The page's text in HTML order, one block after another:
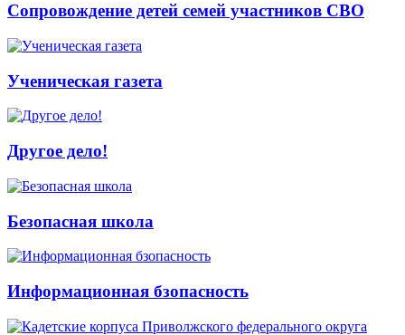
Сопровождение детей семей участников СВО
Ученическая газета
Другое дело!
Безопасная школа
Информационная бзопасность